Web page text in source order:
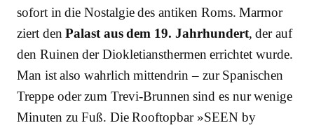
sofort in die Nostalgie des antiken Roms. Marmor
ziert denPalast aus dem 19. Jahrhundert, der auf
den Ruinen der Diokletiansthermen errichtet wurde.
Man ist also wahrlich mittendrin – zur Spanischen
Treppe oder zum Trevi-Brunnen sind es nur wenige
Minuten zu Fuß. Die Rooftopbar »SEEN by